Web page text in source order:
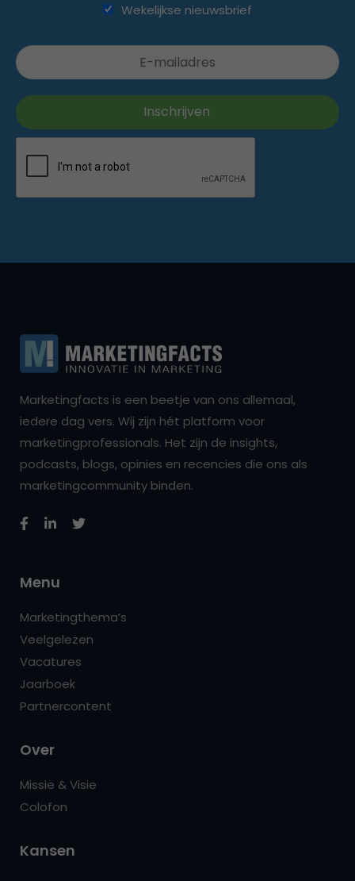
Wekelijkse nieuwsbrief
Marketingfacts is een beetje van ons allemaal,
iedere dag vers. Wij zijn hét platform voor
marketingprofessionals. Het zijn de insights,
podcasts, blogs, opinies en recencies die ons als
marketingcommunity binden.
Menu
Marketingthema’s
Veelgelezen
Vacatures
Jaarboek
Partnercontent
Over
Missie & Visie
Colofon
Kansen